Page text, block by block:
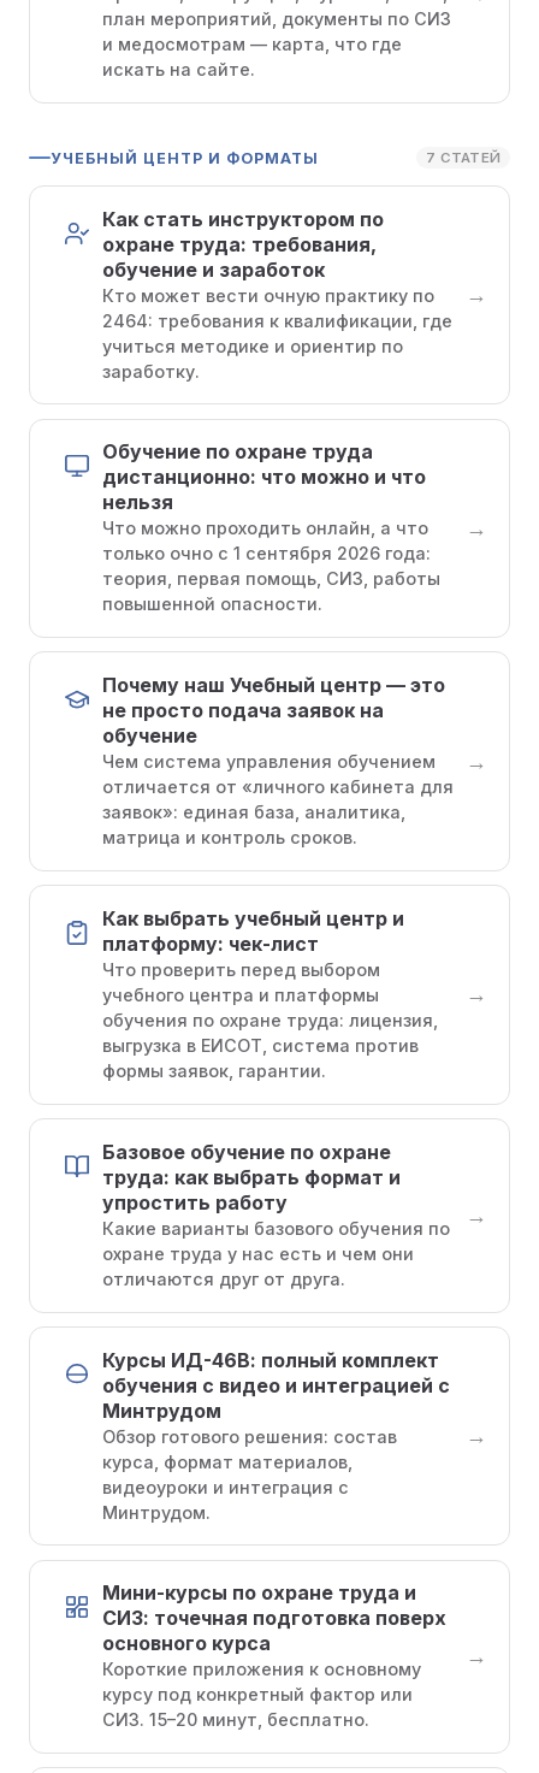
план мероприятий, документы по СИЗ
и медосмотрам — карта, что где
искать на сайте.
УЧЕБНЫЙ ЦЕНТР И ФОРМАТЫ 7 СТАТЕЙ
Как стать инструктором по
охране труда: требования,
обучение и заработок
Кто может вести очную практику по
2464: требования к квалификации, где
учиться методике и ориентир по
заработку.
→
Обучение по охране труда
дистанционно: что можно и что
нельзя
Что можно проходить онлайн, а что
только очно с 1 сентября 2026 года:
теория, первая помощь, СИЗ, работы
повышенной опасности.
→
Почему наш Учебный центр — это
не просто подача заявок на
обучение
Чем система управления обучением
отличается от «личного кабинета для
заявок»: единая база, аналитика,
матрица и контроль сроков.
→
Как выбрать учебный центр и
платформу: чек-лист
Что проверить перед выбором
учебного центра и платформы
обучения по охране труда: лицензия,
выгрузка в ЕИСОТ, система против
формы заявок, гарантии.
→
Базовое обучение по охране
труда: как выбрать формат и
упростить работу
Какие варианты базового обучения по
охране труда у нас есть и чем они
отличаются друг от друга.
→
Курсы ИД-46В: полный комплект
обучения с видео и интеграцией с
Минтрудом
Обзор готового решения: состав
курса, формат материалов,
видеоуроки и интеграция с
Минтрудом.
→
Мини-курсы по охране труда и
СИЗ: точечная подготовка поверх
основного курса
Короткие приложения к основному
курсу под конкретный фактор или
СИЗ. 15–20 минут, бесплатно.
→